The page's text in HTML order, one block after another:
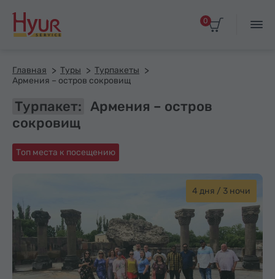
0
Главная Туры
Турпакеты
Армения – остров сокровищ
Турпакет: Армения – остров
сокровищ
Топ места к посещению
4 дня / 3 ночи